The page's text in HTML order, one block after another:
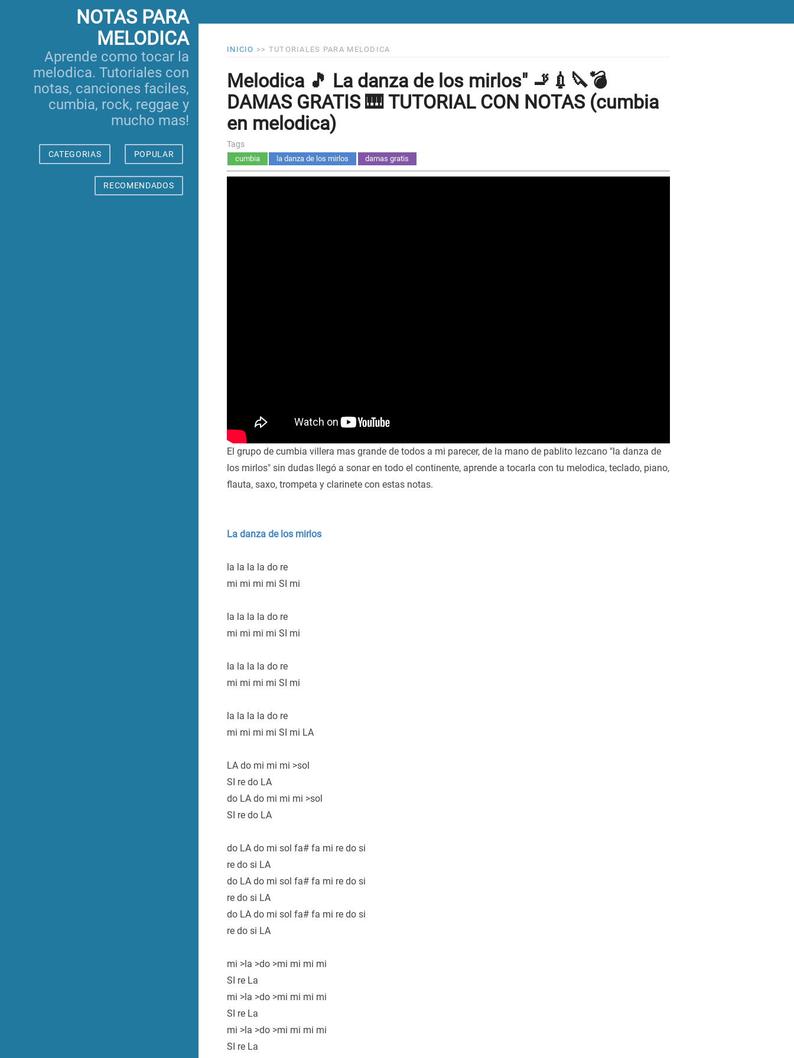
NOTAS PARA
MELODICA
Aprende como tocar la
melodica. Tutoriales con
notas, canciones faciles,
cumbia, rock, reggae y
mucho mas!
CATEGORIAS POPULAR
RECOMENDADOS
INICIO >> TUTORIALES PARA MELODICA
Melodica 🎵 La danza de los mirlos" 🚬💉🔪💣
DAMAS GRATIS 🎹 TUTORIAL CON NOTAS (cumbia
en melodica)
Tags
cumbia la danza de los mirlos damas gratis
El grupo de cumbia villera mas grande de todos a mi parecer, de la mano de pablito lezcano "la danza de
los mirlos" sin dudas llegó a sonar en todo el continente, aprende a tocarla con tu melodica, teclado, piano,
flauta, saxo, trompeta y clarinete con estas notas.
La danza de los mirlos
la la la la do re
mi mi mi mi SI mi
la la la la do re
mi mi mi mi SI mi
la la la la do re
mi mi mi mi SI mi
la la la la do re
mi mi mi mi SI mi LA
LA do mi mi mi >sol
SI re do LA
do LA do mi mi mi >sol
SI re do LA
do LA do mi sol fa# fa mi re do si
re do si LA
do LA do mi sol fa# fa mi re do si
re do si LA
do LA do mi sol fa# fa mi re do si
re do si LA
mi >la >do >mi mi mi mi
SI re La
mi >la >do >mi mi mi mi
SI re La
mi >la >do >mi mi mi mi
SI re La